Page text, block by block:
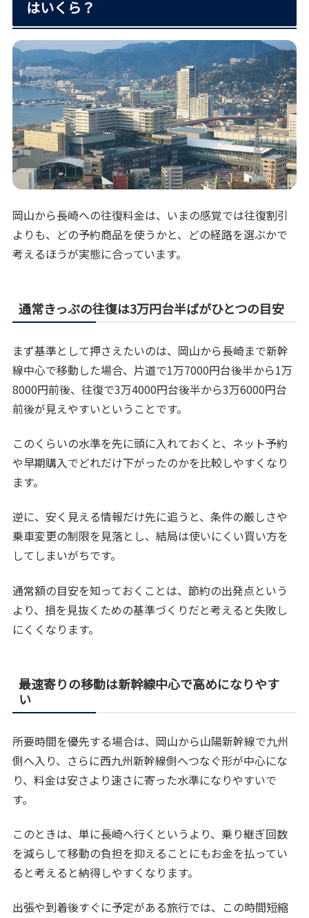
はいくら？
岡山から長崎への往復料金は、いまの感覚では往復割引
よりも、どの予約商品を使うかと、どの経路を選ぶかで
考えるほうが実態に合っています。
通常きっぷの往復は3万円台半ばがひとつの目安
まず基準として押さえたいのは、岡山から長崎まで新幹
線中心で移動した場合、片道で1万7000円台後半から1万
8000円前後、往復で3万4000円台後半から3万6000円台
前後が見えやすいということです。
このくらいの水準を先に頭に入れておくと、ネット予約
や早期購入でどれだけ下がったのかを比較しやすくなり
ます。
逆に、安く見える情報だけ先に追うと、条件の厳しさや
乗車変更の制限を見落とし、結局は使いにくい買い方を
してしまいがちです。
通常額の目安を知っておくことは、節約の出発点という
より、損を見抜くための基準づくりだと考えると失敗し
にくくなります。
最速寄りの移動は新幹線中心で高めになりやす
い
所要時間を優先する場合は、岡山から山陽新幹線で九州
側へ入り、さらに西九州新幹線側へつなぐ形が中心にな
り、料金は安さより速さに寄った水準になりやすいで
す。
このときは、単に長崎へ行くというより、乗り継ぎ回数
を減らして移動の負担を抑えることにもお金を払ってい
ると考えると納得しやすくなります。
出張や到着後すぐに予定がある旅行では、この時間短縮